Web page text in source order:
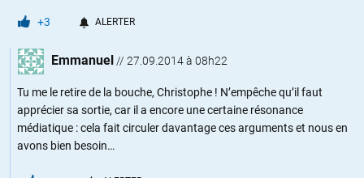
+3 ALERTER
Emmanuel // 27.09.2014 à 08h22
Tu me le retire de la bouche, Christophe ! N’empêche qu’il faut
apprécier sa sortie, car il a encore une certaine résonance
médiatique : cela fait circuler davantage ces arguments et nous en
avons bien besoin…